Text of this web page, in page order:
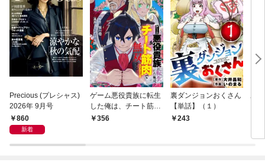
Precious (プレシャス)
2026年 9月号
860
新着
ゲーム悪役貴族に転生
した俺は、チート筋肉
で無双する【単話】
356
裏ダンジョンおくさん
【単話】（１）
243
あ